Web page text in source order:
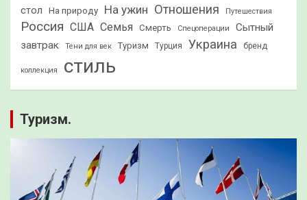
стол
На природу На ужин Отношения Путешествия
Россия США Семья Смерть Спецоперации
Сытный
завтрак
Тени для век Туризм Турция Украина бренд
коллекция стиль
Туризм.